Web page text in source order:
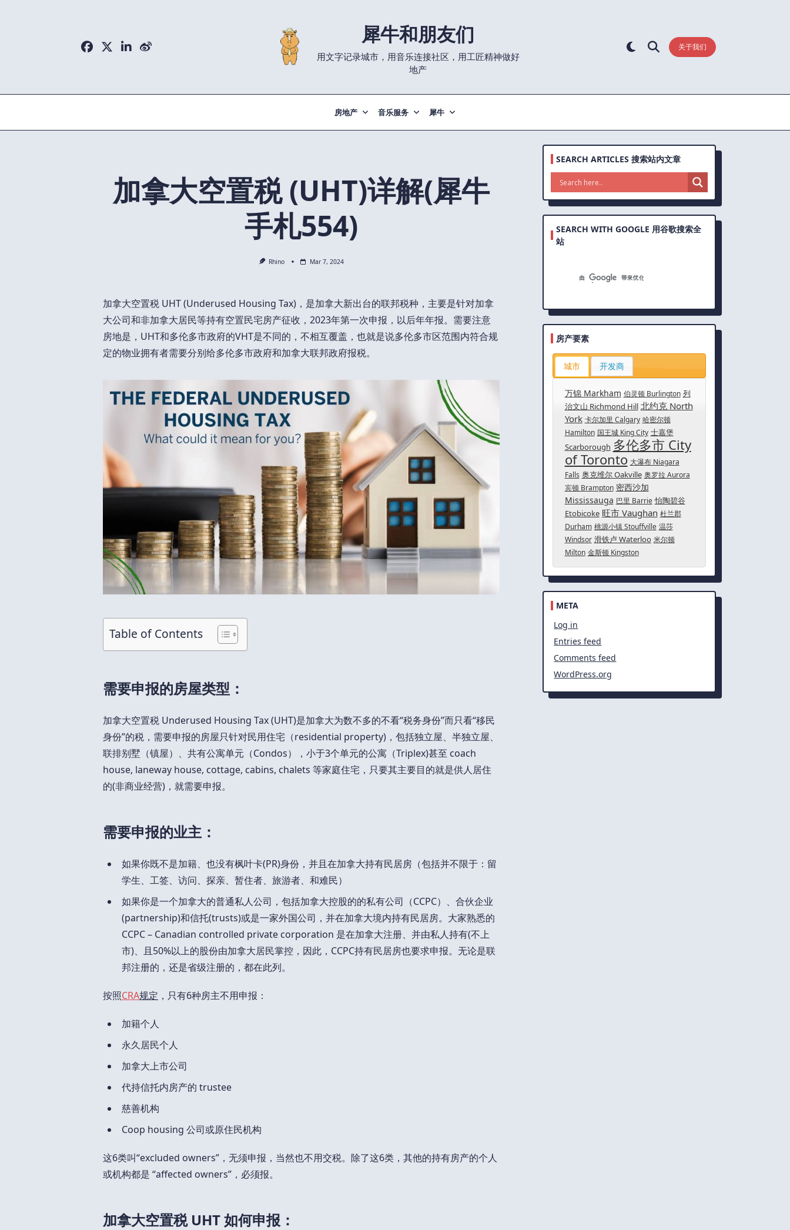
犀牛和朋友们
用文字记录城市，用音乐连接社区，用工匠精神做好
地产
关于我们
房地产 音乐服务 犀牛
加拿大空置税 (UHT)详解(犀牛
手札554)
Rhino Mar 7, 2024
加拿大空置税 UHT (Underused Housing Tax)，是加拿大新出台的联邦税种，主要是针对加拿
大公司和非加拿大居民等持有空置民宅房产征收，2023年第一次申报，以后年年报。需要注意
房地是，UHT和多伦多市政府的VHT是不同的，不相互覆盖，也就是说多伦多市区范围内符合规
定的物业拥有者需要分别给多伦多市政府和加拿大联邦政府报税。
Table of Contents
需要申报的房屋类型：
加拿大空置税 Underused Housing Tax (UHT)是加拿大为数不多的不看“税务身份”而只看“移民
身份”的税，需要申报的房屋只针对民用住宅（residential property)，包括独立屋、半独立屋、
联排别墅（镇屋）、共有公寓单元（Condos），小于3个单元的公寓（Triplex)甚至 coach
house, laneway house, cottage, cabins, chalets 等家庭住宅，只要其主要目的就是供人居住
的(非商业经营)，就需要申报。
需要申报的业主：
如果你既不是加籍、也没有枫叶卡(PR)身份，并且在加拿大持有民居房（包括并不限于：留
学生、工签、访问、探亲、暂住者、旅游者、和难民）
如果你是一个加拿大的普通私人公司，包括加拿大控股的的私有公司（CCPC）、合伙企业
(partnership)和信托(trusts)或是一家外国公司，并在加拿大境内持有民居房。大家熟悉的
CCPC – Canadian controlled private corporation 是在加拿大注册、并由私人持有(不上
市)、且50%以上的股份由加拿大居民掌控，因此，CCPC持有民居房也要求申报。无论是联
邦注册的，还是省级注册的，都在此列。
按照CRA规定 ，只有6种房主不用申报：
加籍个人
永久居民个人
加拿大上市公司
代持信托内房产的 trustee
慈善机构
Coop housing 公司或原住民机构
这6类叫“excluded owners”，无须申报，当然也不用交税。除了这6类，其他的持有房产的个人
或机构都是 “affected owners”，必须报。
加拿大空置税 UHT 如何申报：
SEARCH ARTICLES 搜索站内文章
SEARCH WITH GOOGLE 用谷歌搜索全
站
房产要素
城市 开发商
万锦 Markham 伯灵顿 Burlington 列
治文山 Richmond Hill 北约克 North
York 卡尔加里 Calgary 哈密尔顿
Hamilton 国王城 King City 士嘉堡
Scarborough 多伦多市 City
of Toronto 大瀑布 Niagara
Falls 奥克维尔 Oakville 奥罗拉 Aurora
宾顿 Brampton 密西沙加
Mississauga 巴里 Barrie 怡陶碧谷
Etobicoke 旺市 Vaughan 杜兰郡
Durham 桃源小镇 Stouffville 温莎
Windsor 滑铁卢 Waterloo 米尔顿
Milton 金斯顿 Kingston
META
Log in
Entries feed
Comments feed
WordPress.org